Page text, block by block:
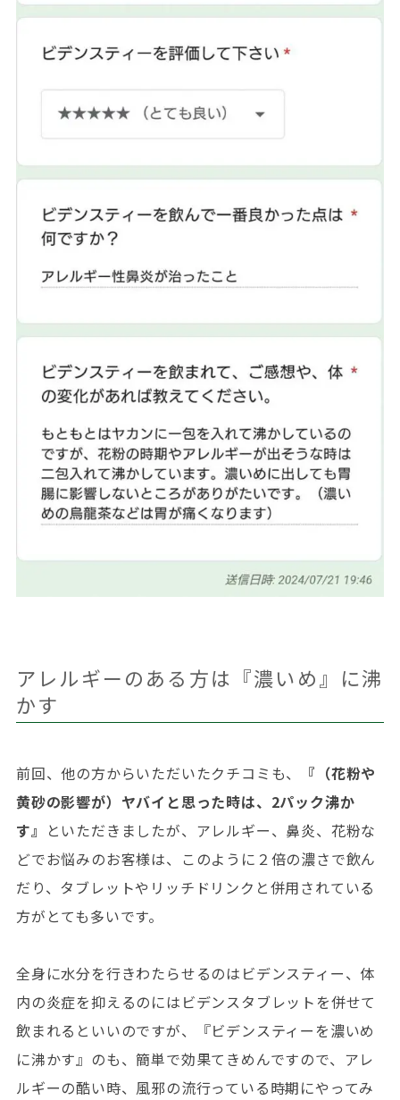
アレルギーのある方は『濃いめ』に沸
かす
前回、他の方からいただいたクチコミも、
『（花粉や
黄砂の影響が）ヤバイと思った時は、2パック沸か
す』 といただきましたが、アレルギー、鼻炎、花粉な
どでお悩みのお客様は、このように２倍の濃さで飲ん
だり、タブレットやリッチドリンクと併用されている
方がとても多いです。
全身に水分を行きわたらせるのはビデンスティー、体
内の炎症を抑えるのにはビデンスタブレットを併せて
飲まれるといいのですが、『ビデンスティーを濃いめ
に沸かす』のも、簡単で効果てきめんですので、アレ
ルギーの酷い時、風邪の流行っている時期にやってみ